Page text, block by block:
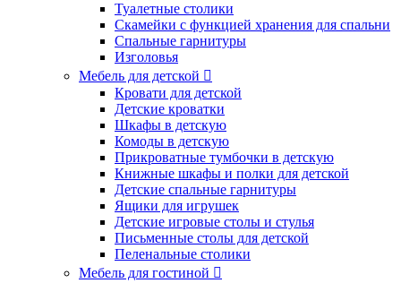
Туалетные столики
Скамейки с функцией хранения для спальни
Спальные гарнитуры
Изголовья
Мебель для детской
Кровати для детской
Детские кроватки
Шкафы в детскую
Комоды в детскую
Прикроватные тумбочки в детскую
Книжные шкафы и полки для детской
Детские спальные гарнитуры
Ящики для игрушек
Детские игровые столы и стулья
Письменные столы для детской
Пеленальные столики
Мебель для гостиной